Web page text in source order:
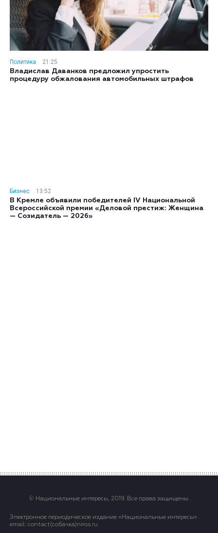
Политика
21:25
Владислав Даванков предложил упростить
процедуру обжалования автомобильных штрафов
Бизнес
13:52
В Кремле объявили победителей IV Национальной
Всероссийской премии «Деловой престиж: Женщина
— Созидатель — 2026»
© Национальные интересы, 2019. Все права защищены.
Электронное периодическое издание «Национальные интересы» .
email: contact(сoбaчка)niros.ru